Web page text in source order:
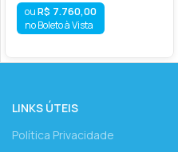
R$ 7.760,00
no Boleto à Vista
LINKS ÚTEIS
Política Privacidade